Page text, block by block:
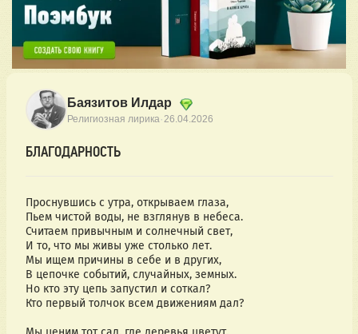
Баязитов Илдар
Религиозная лирика·26.04.2026
БЛАГОДАРНОСТЬ
Проснувшись с утра, открываем глаза,
Пьем чистой воды, не взглянув в небеса.
Считаем привычным и солнечный свет,
И то, что мы живы уже столько лет.
Мы ищем причины в себе и в других,
В цепочке событий, случайных, земных.
Но кто эту цепь запустил и соткал?
Кто первый толчок всем движениям дал?